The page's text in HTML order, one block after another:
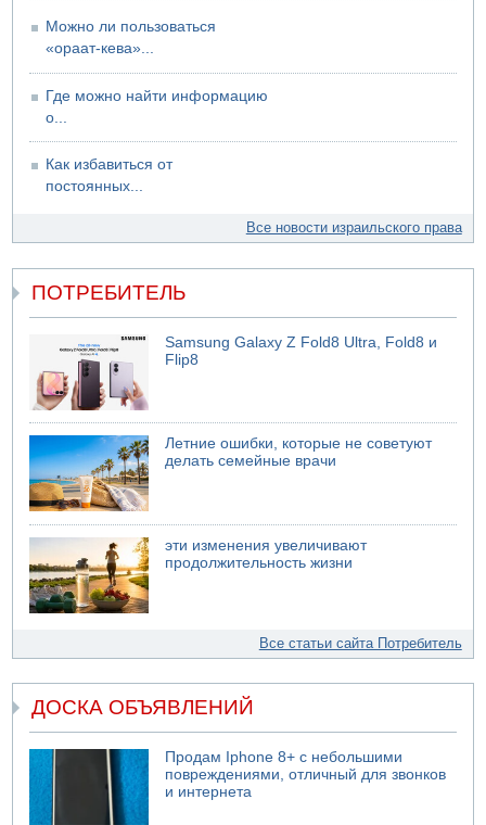
Скончался водитель, врезавшийся в стену в
Иерусалиме
Можно ли пользоваться
«ораат-кева»...
Где можно найти информацию
о...
Как избавиться от
постоянных...
Все новости израильского права
ПОТРЕБИТЕЛЬ
Samsung Galaxy Z Fold8 Ultra, Fold8 и
Flip8
Летние ошибки, которые не советуют
делать семейные врачи
эти изменения увеличивают
продолжительность жизни
Все статьи сайта Потребитель
ДОСКА ОБЪЯВЛЕНИЙ
Продам Iphone 8+ с небольшими
повреждениями, отличный для звонков
и интернета